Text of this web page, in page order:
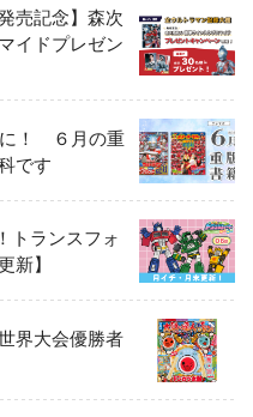
売記念】森次
イドプレゼン
に！ ６月の重
です
トランスフォ
新】
界大会優勝者